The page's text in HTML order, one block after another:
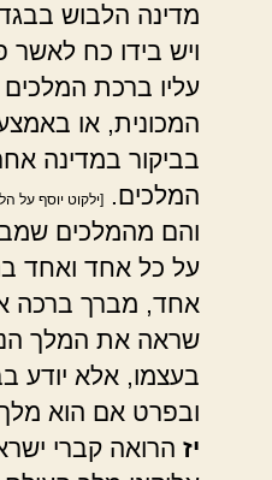
מדינה הלבוש
ויש בידו כח לאשר
עליו ברכת
המכונית, או
בביקור במדינה
המלכים.
[ילקוט יוסף על
והם מהמלכים
על כל אחד ואחד
אחד, מברך ברכה
שראה את המלך
בעצמו, אלא יודע
ובפרט אם הוא
יז הרואה קברי